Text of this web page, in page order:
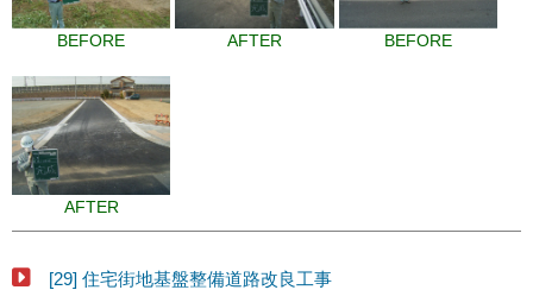
BEFORE AFTER BEFORE
AFTER
[29] 住宅街地基盤整備道路改良工事